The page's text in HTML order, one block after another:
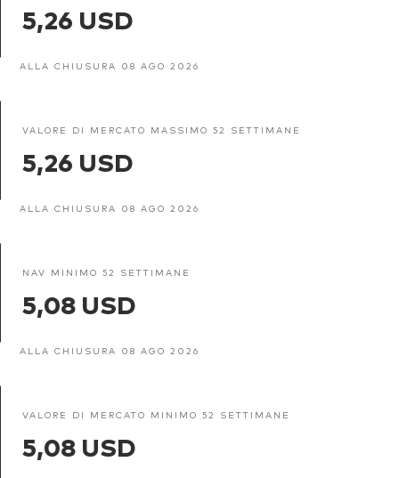
5,26 USD
ALLA CHIUSURA 08 AGO 2026
VALORE DI MERCATO MASSIMO 52 SETTIMANE
5,26 USD
ALLA CHIUSURA 08 AGO 2026
NAV MINIMO 52 SETTIMANE
5,08 USD
ALLA CHIUSURA 08 AGO 2026
VALORE DI MERCATO MINIMO 52 SETTIMANE
5,08 USD